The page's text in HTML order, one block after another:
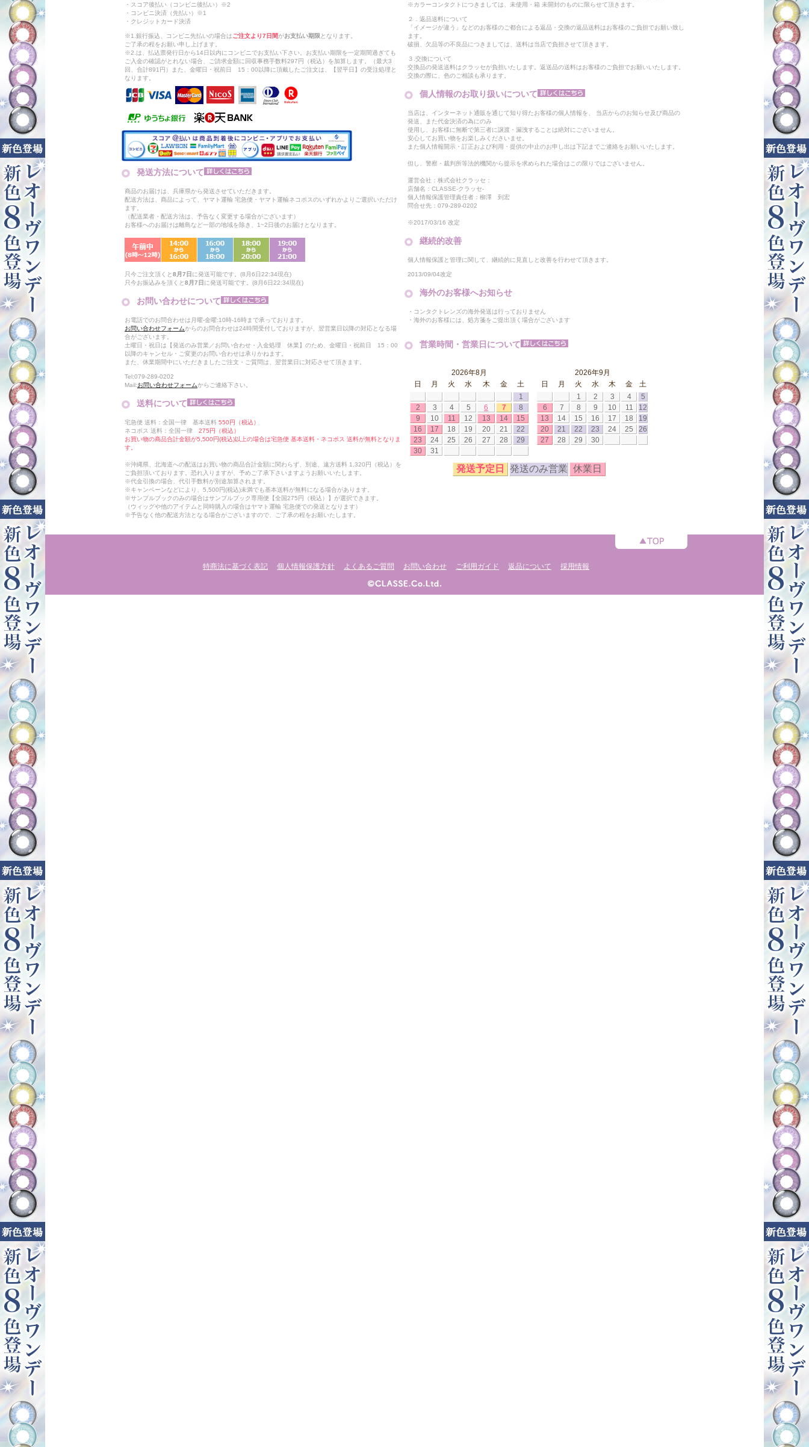
・スコア後払い（コンビニ後払い）※2
・コンビニ決済（先払い）※1
・クレジットカード決済
※1.銀行振込、コンビニ先払いの場合はご注文より7日間がお支払い期限 となります。
ご了承の程をお願い申し上げます。
※2.は、払込票発行日から14日以内にコンビニでお支払い下さい。お支払い期限を一定期間過ぎても
ご入金の確認がとれない場合、ご請求金額に回収事務手数料297円（税込）を加算します。（最大3
回、合計891円）また、金曜日・祝前日 15：00以降に頂戴したご注文は、【翌平日】の受注処理と
なります。
発送方法について
商品のお届けは、兵庫県から発送させていただきます。
配送方法は、商品によって、ヤマト運輸 宅急便・ヤマト運輸ネコポスのいずれかよりご選択いただけ
ます。
（配送業者・配送方法は、予告なく変更する場合がございます）
お客様へのお届けは離島など一部の地域を除き、1~2日後のお届けとなります。
只今ご注文頂くと8月7日 に発送可能です。(8月6日22:34現在)
只今お振込みを頂くと8月7日 に発送可能です。(8月6日22:34現在)
お問い合わせについて
お電話でのお問合わせは月曜-金曜:10時-16時まで承っております。
お問い合わせフォームからのお問合わせは24時間受付しておりますが、翌営業日以降の対応となる場
合がございます。
土曜日・祝日は【発送のみ営業／お問い合わせ・入金処理 休業】のため、金曜日・祝前日 15：00
以降のキャンセル・ご変更のお問い合わせは承りかねます。
また、休業期間中にいただきましたご注文・ご質問は、翌営業日に対応させて頂きます。
Tel:079-289-0202
Mail:お問い合わせフォームからご連絡下さい。
送料について
宅急便 送料：全国一律 基本送料 550円（税込）
ネコポス 送料：全国一律 275円（税込）
お買い物の商品合計金額が5,500円(税込)以上の場合は宅急便 基本送料・ネコポス 送料が無料となりま
す。
※沖縄県、北海道への配送はお買い物の商品合計金額に関わらず、別途、遠方送料 1,320円（税込）を
ご負担頂いております。恐れ入りますが、予めご了承下さいますようお願いいたします。
※代金引換の場合、代引手数料が別途加算されます。
※キャンペーンなどにより、5,500円(税込)未満でも基本送料が無料になる場合があります。
※サンプルブックのみの場合はサンプルブック専用便【全国275円（税込）】が選択できます。
（ウィッグや他のアイテムと同時購入の場合はヤマト運輸 宅急便での発送となります）
※予告なく他の配送方法となる場合がございますので、ご了承の程をお願いたします。
※カラーコンタクトにつきましては、未使用・箱 未開封のものに限らせて頂きます。
２．返品送料について
「イメージが違う」などのお客様のご都合による返品・交換の返品送料はお客様のご負担でお願い致し
ます。
破損、欠品等の不良品につきましては、送料は当店で負担させて頂きます。
３.交換について
交換品の発送送料はクラッセが負担いたします。返送品の送料はお客様のご負担でお願いいたします。
交換の際に、色のご相談も承ります。
個人情報のお取り扱いについて
当店は、インターネット通販を通じて知り得たお客様の個人情報を、 当店からのお知らせ及び商品の
発送、また代金決済の為にのみ
使用し、お客様に無断で第三者に譲渡・漏洩することは絶対にございません。
安心してお買い物をお楽しみくださいませ。
また個人情報開示・訂正および利用・提供の中止のお申し出は下記までご連絡をお願いいたします。
但し、警察・裁判所等法的機関から提示を求められた場合はこの限りではございません。
運営会社：株式会社クラッセ：
店舗名：CLASSE-クラッセ-
個人情報保護管理責任者：柳澤 到宏
問合せ先：079-289-0202
※2017/03/16 改定
継続的改善
個人情報保護と管理に関して、継続的に見直しと改善を行わせて頂きます。
2013/09/04改定
海外のお客様へお知らせ
・コンタクトレンズの海外発送は行っておりません
・海外のお客様には、処方箋をご提出頂く場合がございます
営業時間・営業日について
2026年8月
日
月 火 水 木 金
土
1
2
3 4 5 6 7
8
9
10 11 12 13 14
15
16
17 18 19 20 21
22
23
24 25 26 27 28
29
30
31
2026年9月
日
月 火 水 木 金
土
1
2 3 4
5
6
7 8 9 10 11
12
13
14 15 16 17 18
19
20
21 22 23 24 25
26
27
28 29 30
発送予定日 発送のみ営業 休業日
特商法に基づく表記 個人情報保護方針 よくあるご質問 お問い合わせ ご利用ガイド 返品について 採用情報